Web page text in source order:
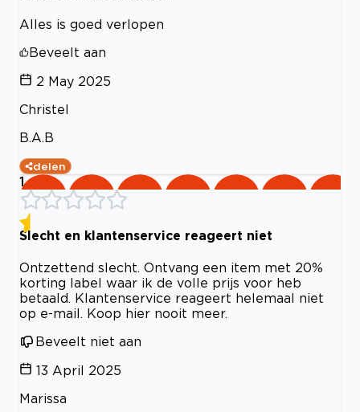
Alles is goed verlopen
Beveelt aan
2 May 2025
Christel
B.A.B
delen
1
Slecht en klantenservice reageert niet
Ontzettend slecht. Ontvang een item met 20%
korting label waar ik de volle prijs voor heb
betaald. Klantenservice reageert helemaal niet
op e-mail. Koop hier nooit meer.
Beveelt niet aan
13 April 2025
Marissa